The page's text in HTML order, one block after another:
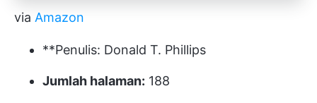
via Amazon
**Penulis: Donald T. Phillips
Jumlah halaman: 188